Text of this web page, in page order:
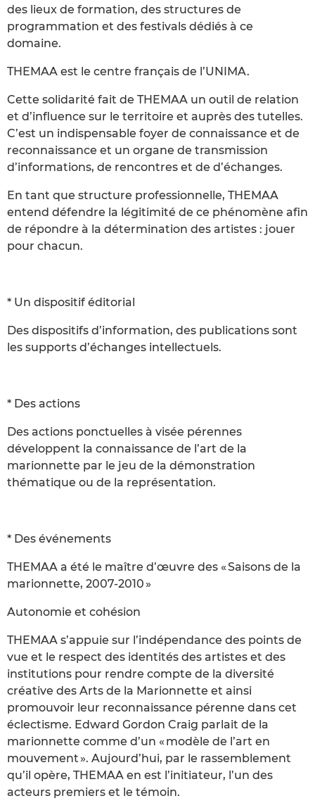
des lieux de formation, des structures de
programmation et des festivals dédiés à ce
domaine.
THEMAA est le centre français de l’UNIMA.
Cette solidarité fait de THEMAA un outil de relation
et d’influence sur le territoire et auprès des tutelles.
C’est un indispensable foyer de connaissance et de
reconnaissance et un organe de transmission
d’informations, de rencontres et de d’échanges.
En tant que structure professionnelle, THEMAA
entend défendre la légitimité de ce phénomène afin
de répondre à la détermination des artistes : jouer
pour chacun.
* Un dispositif éditorial
Des dispositifs d’information, des publications sont
les supports d’échanges intellectuels.
* Des actions
Des actions ponctuelles à visée pérennes
développent la connaissance de l’art de la
marionnette par le jeu de la démonstration
thématique ou de la représentation.
* Des événements
THEMAA a été le maître d’œuvre des « Saisons de la
marionnette, 2007-2010 »
Autonomie et cohésion
THEMAA s’appuie sur l’indépendance des points de
vue et le respect des identités des artistes et des
institutions pour rendre compte de la diversité
créative des Arts de la Marionnette et ainsi
promouvoir leur reconnaissance pérenne dans cet
éclectisme. Edward Gordon Craig parlait de la
marionnette comme d’un « modèle de l’art en
mouvement ». Aujourd’hui, par le rassemblement
qu’il opère, THEMAA en est l’initiateur, l’un des
acteurs premiers et le témoin.